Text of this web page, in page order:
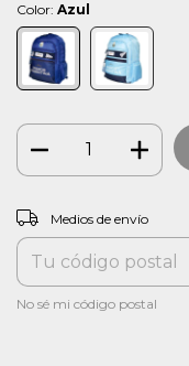
Color: Azul
Entregas para el CP:
Medios de envío
No sé mi código postal